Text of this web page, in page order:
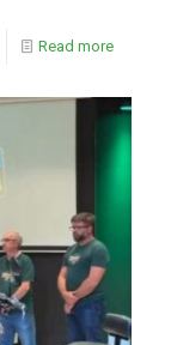
Read more